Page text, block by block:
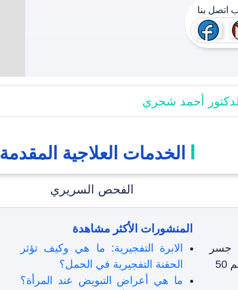
اتصل بنا
أحمد شجري
الخدمات العلاجیة المقدمة
الفحص السریري
جسر
المنشورات الأكثر مشاهدة
الابرة التفجيرية: ما هي وكيف تؤثر
الحقنة التفجيرية في الحمل؟
ما هي أعراض التبويض عند المرأة؟